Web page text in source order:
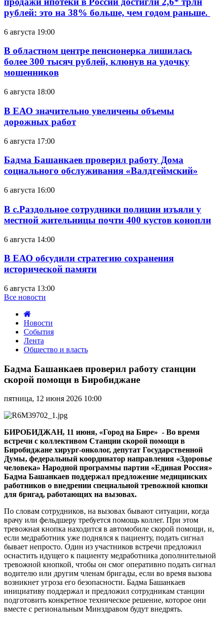
рублей: это на 38% больше, чем годом раньше.
6 августа 19:00
В областном центре пенсионерка лишилась
более 300 тысяч рублей, клюнув на удочку
мошенников
6 августа 18:00
В ЕАО значительно увеличены объемы
дорожных работ
6 августа 17:00
Бадма Башанкаев проверил работу Дома
социального обслуживания «Валдгеймский»
6 августа 16:00
В с.Раздольное сотрудники полиции изъяли у
местной жительницы почти 400 кустов конопли
6 августа 14:00
В ЕАО обсудили стратегию сохранения
исторической памяти
6 августа 13:00
Все новости
Новости
События
Лента
Общество и власть
Башанкаев
проверил
работу
скорой
помощи
в
Биробиджане
Бадма Башанкаев проверил работу станции
скорой помощи в Биробиджане
пятница, 12 июня 2026 10:00
БИРОБИДЖАН, 11 июня, «Город на Бире» - Во время
встречи с коллективом Станции скорой помощи в
Биробиджане хирург-онколог, депутат Государственной
Думы, федеральный координатор направления «Здоровье
человека» Народной программы партии «Единая Россия»
Бадма Башанкаев поддержал предложение медицинских
работников о внедрении специальной тревожной кнопки
для бригад, работающих на вызовах.
По словам сотрудников, на вызовах бывают ситуации, когда
врачу или фельдшеру требуется помощь коллег. При этом
тревожная кнопка находится в автомобиле скорой помощи, и,
если медработник уже поднялся к пациенту, подать сигнал
бывает непросто. Один из участников встречи предложил
оснастить идущего к пациенту медработника дополнительной
тревожной кнопкой, чтобы он смог оперативно подать сигнал
водителю или другим членам бригады, если во время вызова
возникнет угроза его безопасности. Бадма Башанкаев
инициативу поддержал и предложил сотрудникам станции
подготовить конкретное техническое решение, которое они
вместе с региональным Минздравом будут внедрять.